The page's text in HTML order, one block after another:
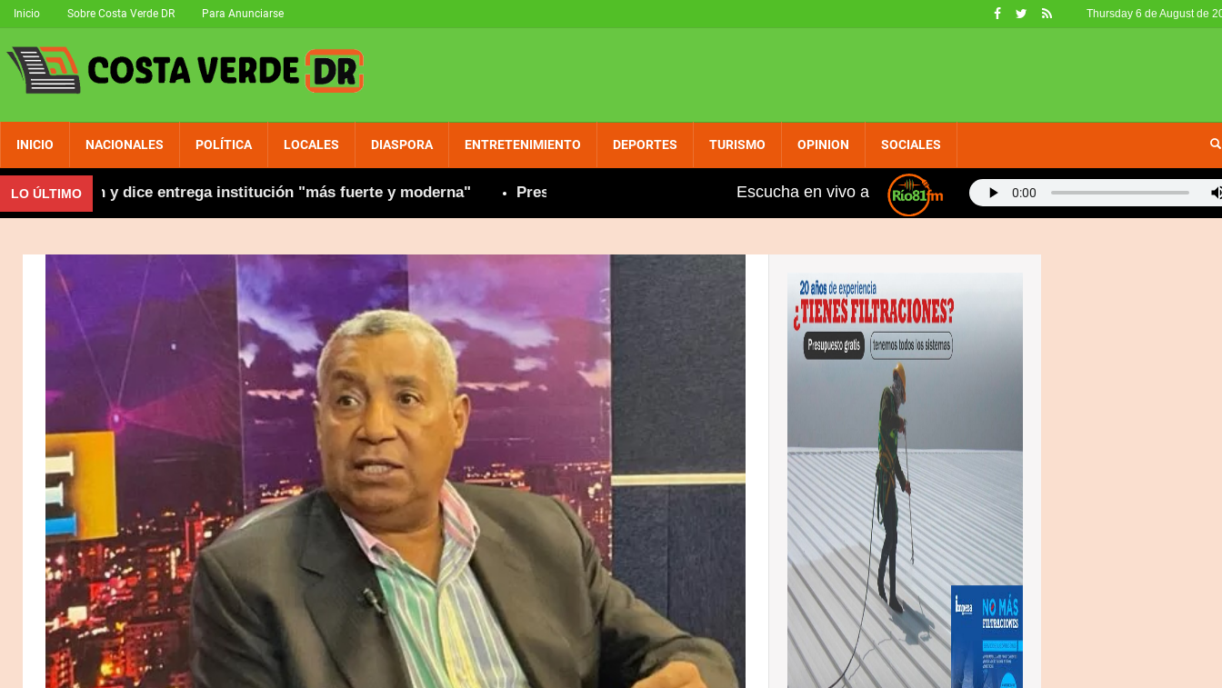
Thursday 6 de August de
Inicio Sobre Costa Verde DR Para Anunciarse
INICIO NACIONALES POLÍTICA LOCALES DIASPORA ENTRETENIMIENTO DEPORTES TURISMO OPINION SOCIALES
LO ÚLTIMOy dice entrega institución "más fuerte y moderna" Presidenta Hoteles y Restaurantes de María Trinidad Sánchez denuncia apagones están provocando
Escucha en vivo a